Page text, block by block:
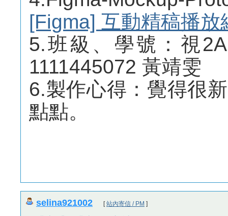
[Figma] 互動精稿播放
5.班級、學號：視
1111445072 黃靖雯
6.製作心得：覺得很
點點。
selina921002 [站內寄信 / PM ]